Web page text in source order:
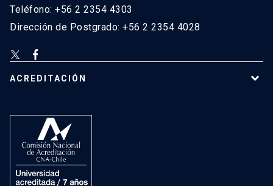
Teléfono: +56 2 2354 4303
Dirección de Postgrado: +56 2 2354 4028
ACREDITACIÓN